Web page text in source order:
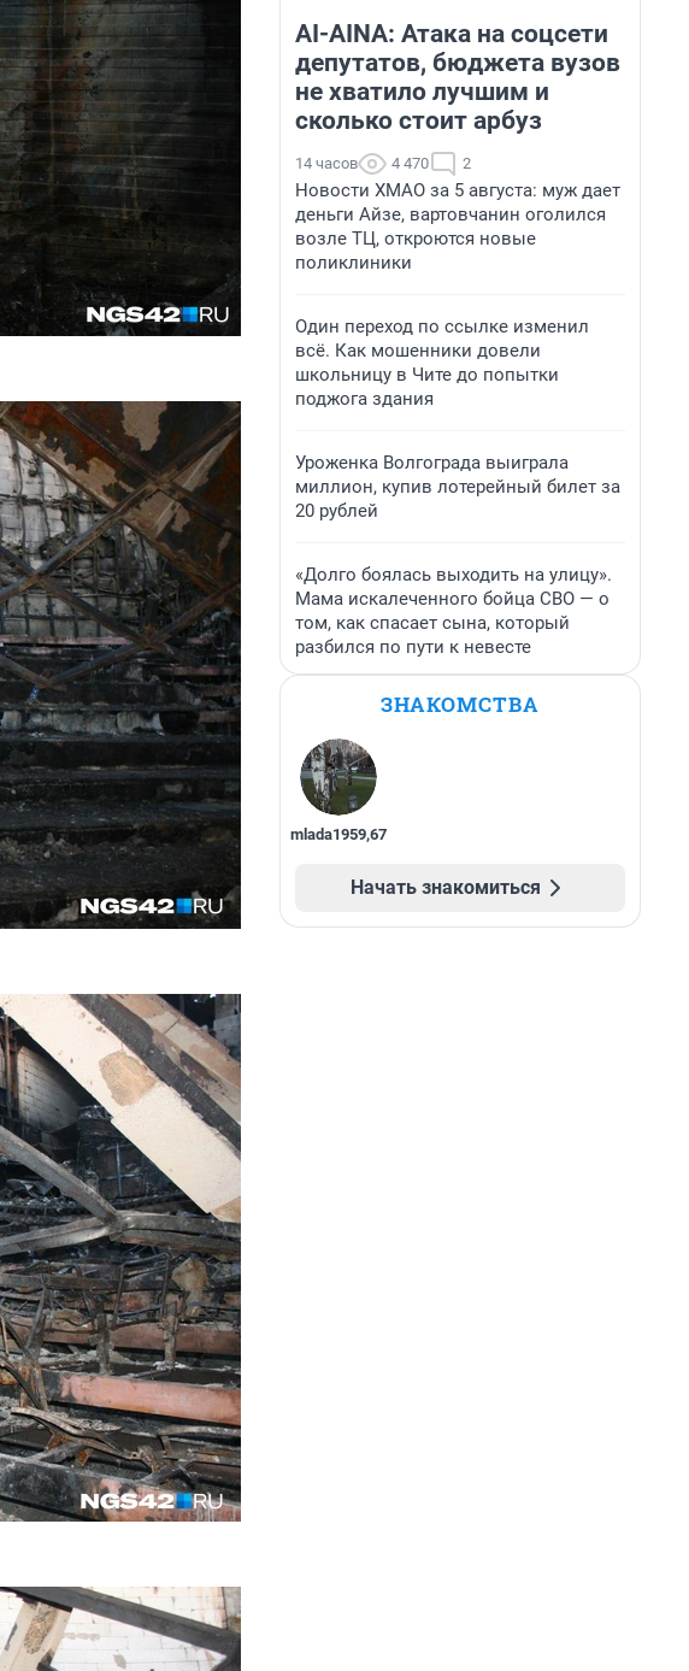
AI-AINA: Атака на соцсети
депутатов, бюджета вузов
не хватило лучшим и
сколько стоит арбуз
14 часов 4 470 2
Новости ХМАО за 5 августа: муж дает
деньги Айзе, вартовчанин оголился
возле ТЦ, откроются новые
поликлиники
Один переход по ссылке изменил
всё. Как мошенники довели
школьницу в Чите до попытки
поджога здания
Уроженка Волгограда выиграла
миллион, купив лотерейный билет за
20 рублей
«Долго боялась выходить на улицу».
Мама искалеченного бойца СВО — о
том, как спасает сына, который
разбился по пути к невесте
ЗНАКОМСТВА
mlada1959,67
Начать знакомиться